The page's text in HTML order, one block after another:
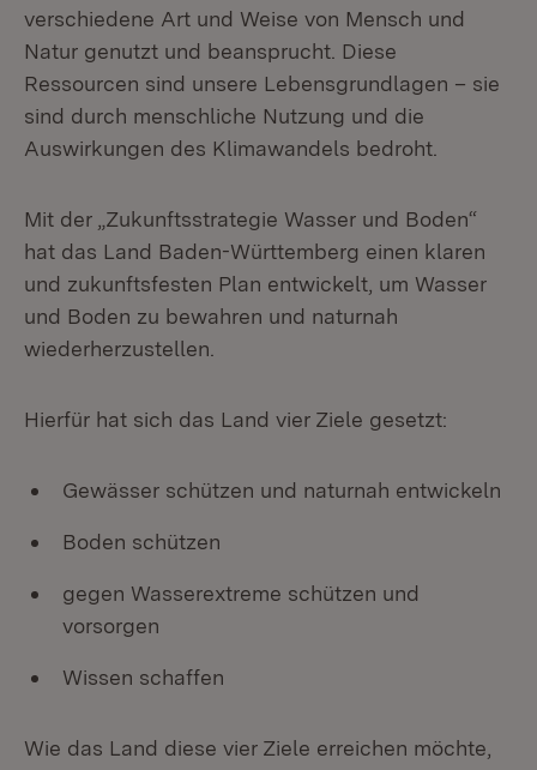
verschiedene Art und Weise von Mensch und
Natur genutzt und beansprucht. Diese
Ressourcen sind unsere Lebensgrundlagen – sie
sind durch menschliche Nutzung und die
Auswirkungen des Klimawandels bedroht.
Mit der „Zukunftsstrategie Wasser und Boden“
hat das Land Baden-Württemberg einen klaren
und zukunftsfesten Plan entwickelt, um Wasser
und Boden zu bewahren und naturnah
wiederherzustellen.
Hierfür hat sich das Land vier Ziele gesetzt:
Gewässer schützen und naturnah entwickeln
Boden schützen
gegen Wasserextreme schützen und
vorsorgen
Wissen schaffen
Wie das Land diese vier Ziele erreichen möchte,